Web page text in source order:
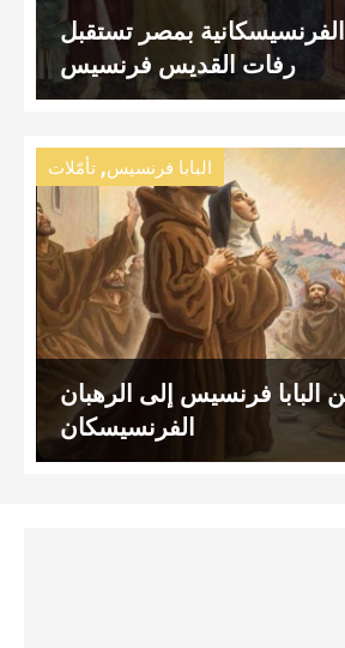
الفرنسيسكانية بمصر تستقبل
رفات القديس فرنسيس
البابا فرنسيس, تأمّلات
البابا فرنسيس إلى الرهبان
الفرنسيسكان